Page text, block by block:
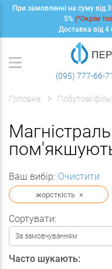
При замовленні на суму від
5% (*Окрім
Доставка від
(095) 777-66-71
Головна Побутові
Ваш вибір: Очистити
жорсткість ×
Сортувати:
За замовчуванням
Часто шукають: